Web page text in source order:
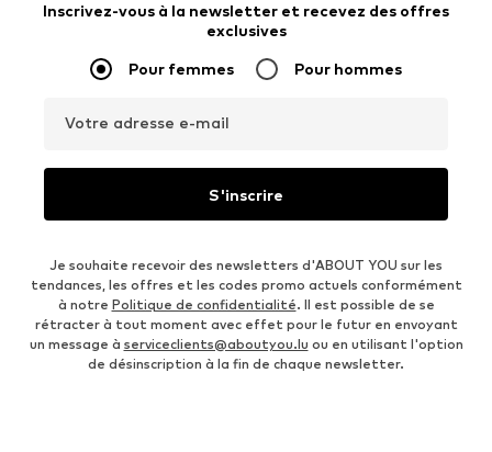
Inscrivez-vous à la newsletter et recevez des offres
exclusives
Pour femmes Pour hommes
Votre adresse e-mail
S'inscrire
Je souhaite recevoir des newsletters d'ABOUT YOU sur les
tendances, les offres et les codes promo actuels conformément
à notre Politique de confidentialité. Il est possible de se
rétracter à tout moment avec effet pour le futur en envoyant
un message à serviceclients@aboutyou.lu ou en utilisant l'option
de désinscription à la fin de chaque newsletter.